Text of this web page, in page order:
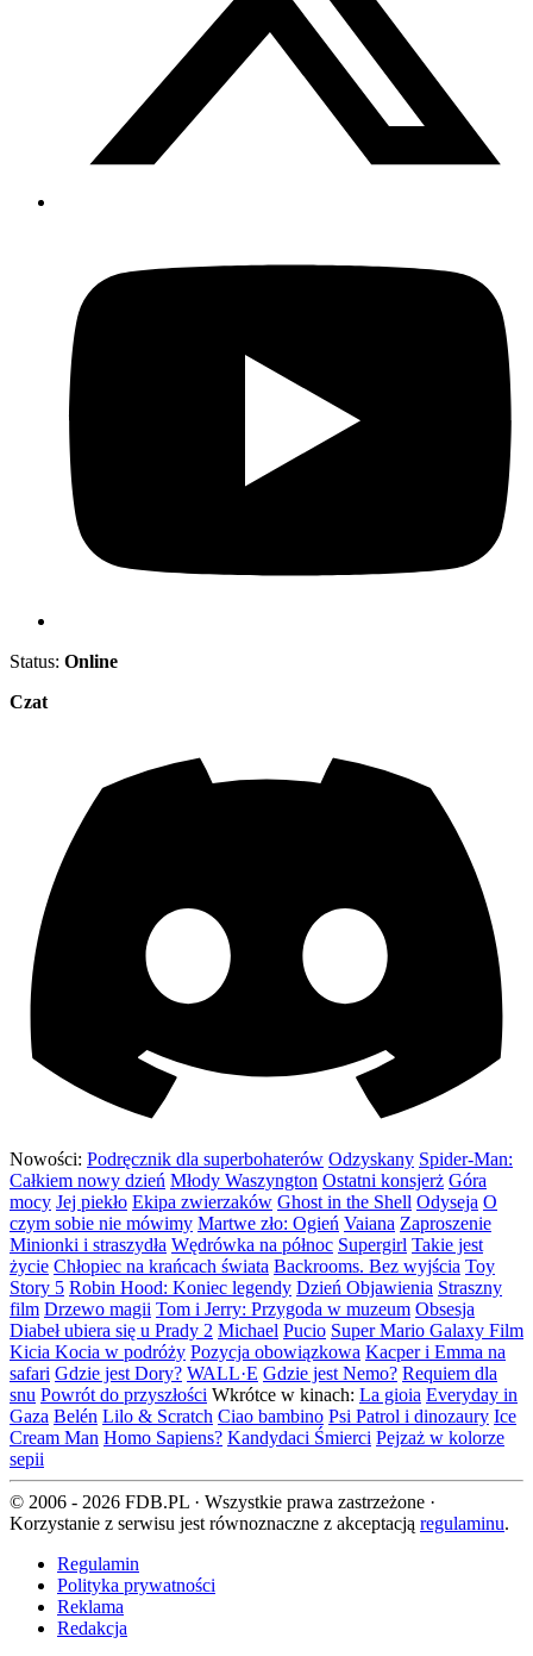
Status: Online
Czat
Nowości: Podręcznik dla superbohaterów Odzyskany Spider-Man:
Całkiem nowy dzień Młody Waszyngton Ostatni konsjerż Góra
mocy Jej piekło Ekipa zwierzaków Ghost in the Shell Odyseja O
czym sobie nie mówimy Martwe zło: Ogień Vaiana Zaproszenie
Minionki i straszydła Wędrówka na północ Supergirl Takie jest
życie Chłopiec na krańcach świata Backrooms. Bez wyjścia Toy
Story 5 Robin Hood: Koniec legendy Dzień Objawienia Straszny
film Drzewo magii Tom i Jerry: Przygoda w muzeum Obsesja
Diabeł ubiera się u Prady 2 Michael Pucio Super Mario Galaxy Film
Kicia Kocia w podróży Pozycja obowiązkowa Kacper i Emma na
safari Gdzie jest Dory? WALL·E Gdzie jest Nemo? Requiem dla
snu Powrót do przyszłości Wkrótce w kinach: La gioia Everyday in
Gaza Belén Lilo & Scratch Ciao bambino Psi Patrol i dinozaury Ice
Cream Man Homo Sapiens? Kandydaci Śmierci Pejzaż w kolorze
sepii
© 2006 - 2026 FDB.PL · Wszystkie prawa zastrzeżone ·
Korzystanie z serwisu jest równoznaczne z akceptacją regulaminu.
Regulamin
Polityka prywatności
Reklama
Redakcja